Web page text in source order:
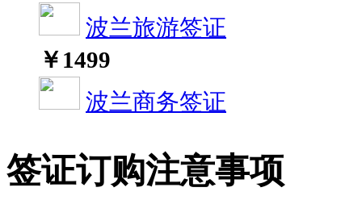
波兰旅游签证
￥1499
波兰商务签证
签证订购注意事项